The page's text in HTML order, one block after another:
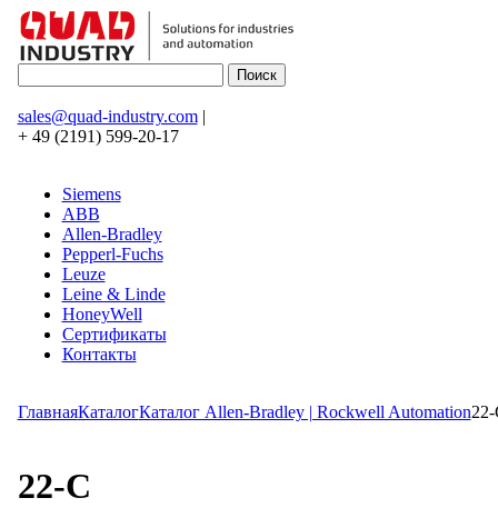
sales@quad-industry.com|
+ 49 (2191) 599-20-17
Siemens
ABB
Allen-Bradley
Pepperl-Fuchs
Leuze
Leine & Linde
HoneyWell
Сертификаты
Контакты
ГлавнаяКаталогКаталог Allen-Bradley | Rockwell Automation22-
22-C